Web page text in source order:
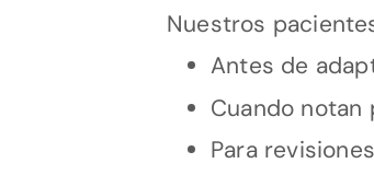
Nuestros
Antes de
Cuando
Para